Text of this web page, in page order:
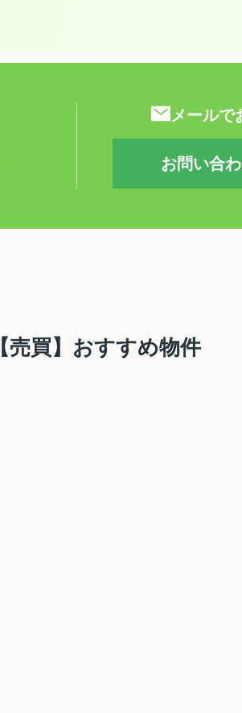
メールで
お問い合
【売買】おすすめ物件